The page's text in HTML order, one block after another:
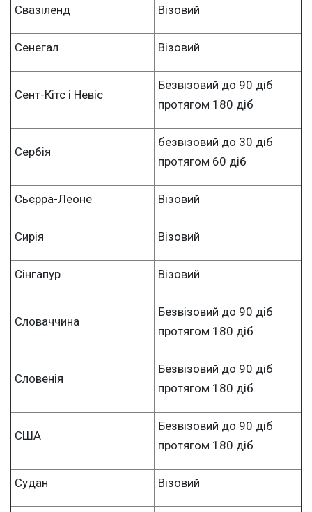
Свазіленд Візовий
Сенегал Візовий
Сент-Кітс і Невіс
Безвізовий до 90 діб
протягом 180 діб
Сербія
безвізовий до 30 діб
протягом 60 діб
Сьєрра-Леоне Візовий
Сирія Візовий
Сінгапур Візовий
Словаччина
Безвізовий до 90 діб
протягом 180 діб
Словенія
Безвізовий до 90 діб
протягом 180 діб
США
Безвізовий до 90 діб
протягом 180 діб
Судан Візовий